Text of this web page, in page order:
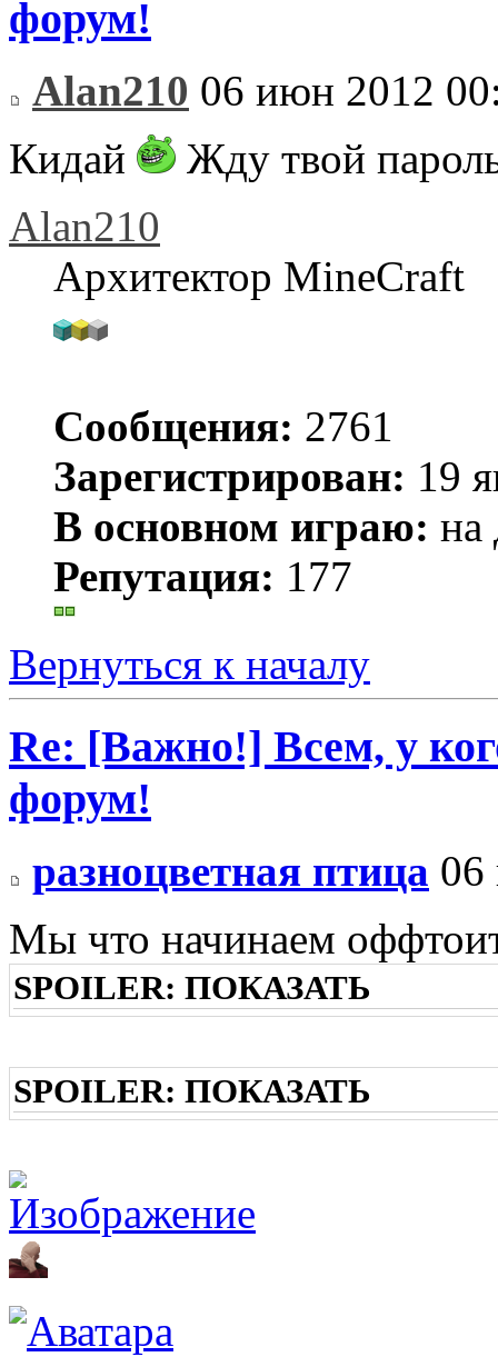
форум!
Alan210 06 июн 2012
Кидай
Жду твой
Alan210
Архитектор MineCraft
Сообщения: 2761
Зарегистрирован: 19
В основном играю: на
Репутация: 177
Вернуться к началу
Re: [Важно!] Всем, у
форум!
разноцветная птица 06
Мы что начинаем
SPOILER: ПОКАЗАТЬ
SPOILER: ПОКАЗАТЬ